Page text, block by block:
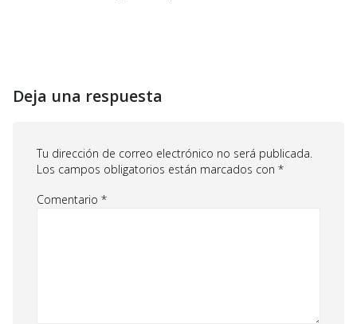
Deja una respuesta
Tu dirección de correo electrónico no será publicada.
Los campos obligatorios están marcados con *
Comentario *